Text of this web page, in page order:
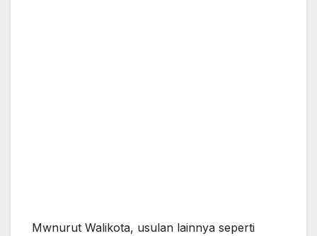
Mwnurut Walikota, usulan lainnya seperti